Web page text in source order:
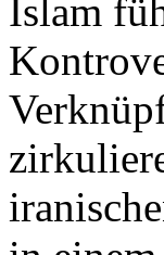
Islam